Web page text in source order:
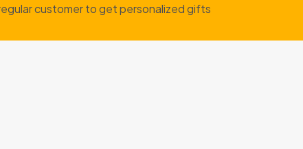
customer to get personalized gifts